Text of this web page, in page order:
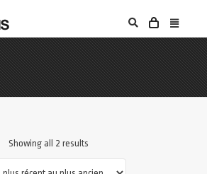
Showing all 2 results